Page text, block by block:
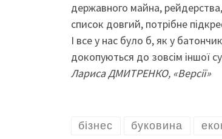
державного майна,
список довгий, потрібне
І все у нас було б, як у
докопуються до зовсім іншої
Лариса ДМИТРЕНКО, «Версії»
бізнес буковина